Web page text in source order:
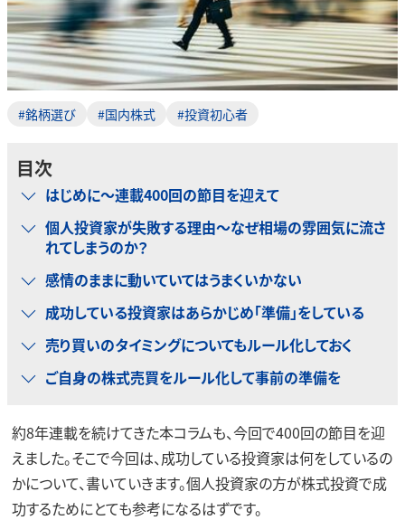
#銘柄選び #国内株式 #投資初心者
目次
はじめに～連載400回の節目を迎えて
個人投資家が失敗する理由～なぜ相場の雰囲気に流さ
れてしまうのか？
感情のままに動いていてはうまくいかない
成功している投資家はあらかじめ「準備」をしている
売り買いのタイミングについてもルール化しておく
ご自身の株式売買をルール化して事前の準備を
約8年連載を続けてきた本コラムも、今回で400回の節目を迎
えました。そこで今回は、成功している投資家は何をしているの
かについて、書いていきます。個人投資家の方が株式投資で成
功するためにとても参考になるはずです。